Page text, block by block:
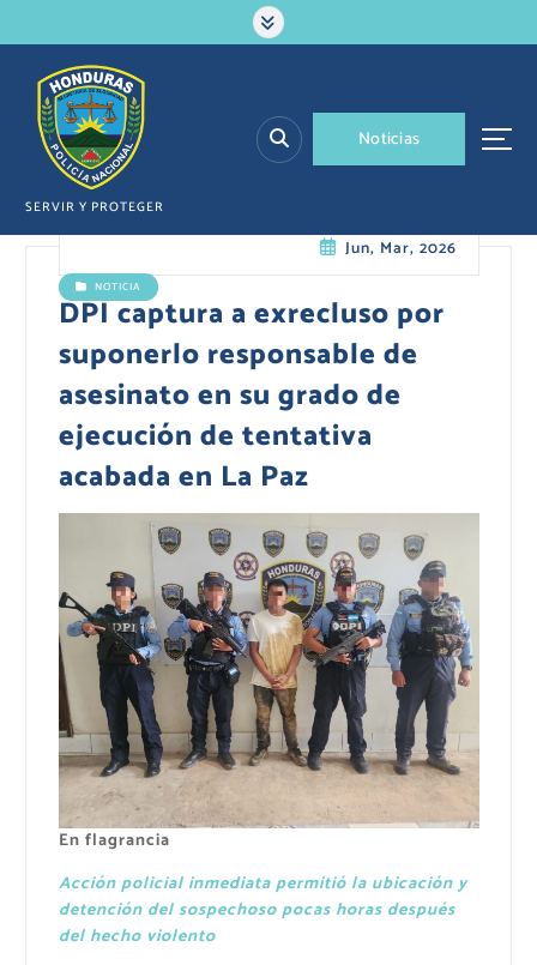
a
SERVIR Y PROTEGER
Noticias
Jun, Mar, 2026
NOTICIA
DPI captura a exrecluso por
suponerlo responsable de
asesinato en su grado de
ejecución de tentativa
acabada en La Paz
En flagrancia
Acción policial inmediata permitió la ubicación y
detención del sospechoso pocas horas después
del hecho violento